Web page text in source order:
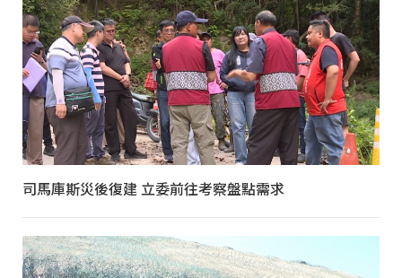
司馬庫斯災後復建 立委前往考察盤點需求